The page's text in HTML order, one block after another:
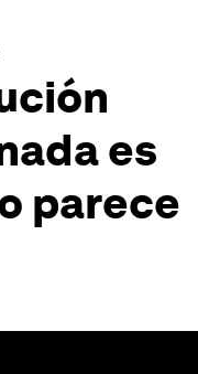
es
parece